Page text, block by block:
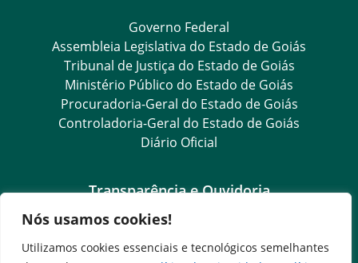
Nós usamos cookies!
Utilizamos cookies essenciais e tecnológicos semelhantes
Governo Federal
Assembleia Legislativa do Estado de Goiás
Tribunal de Justiça do Estado de Goiás
Ministério Público do Estado de Goiás
Procuradoria-Geral do Estado de Goiás
Controladoria-Geral do Estado de Goiás
Diário Oficial
Transparência e Ouvidoria
LGPD
Goiás Transparência